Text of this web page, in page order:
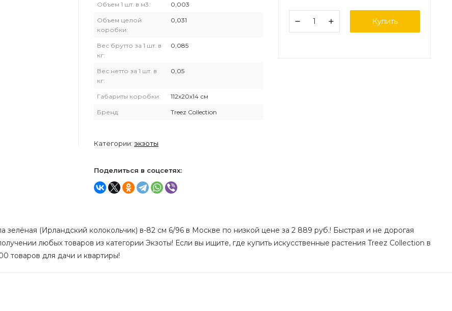
Объем 1 шт. в м3: 0,003
Объем целой
коробки:
0,031
Вес брутто за 1 шт. в
кг:
0,085
Вес нетто за 1 шт. в
кг:
0,05
Габариты коробки: 112х20х14 см
Бренд: Treez Collection
Категории: экзоты
Поделиться в соцсетях:
Купить
(Ирландский колокольчик) в-82 см 6/96 в Москве по низкой цене за 2 889 руб.! Быстрая и не дорогая
любых товаров из категории Экзоты! Если вы ищите, где купить искусственные растения Treez Collection в
товаров для дачи и квартиры!